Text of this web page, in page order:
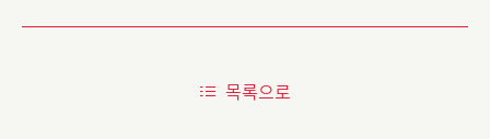
목록으로